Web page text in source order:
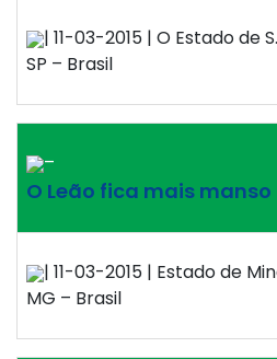
| 11-03-2015 | O Estado de
SP – Brasil
–
O Leão fica mais manso
| 11-03-2015 | Estado de
MG – Brasil